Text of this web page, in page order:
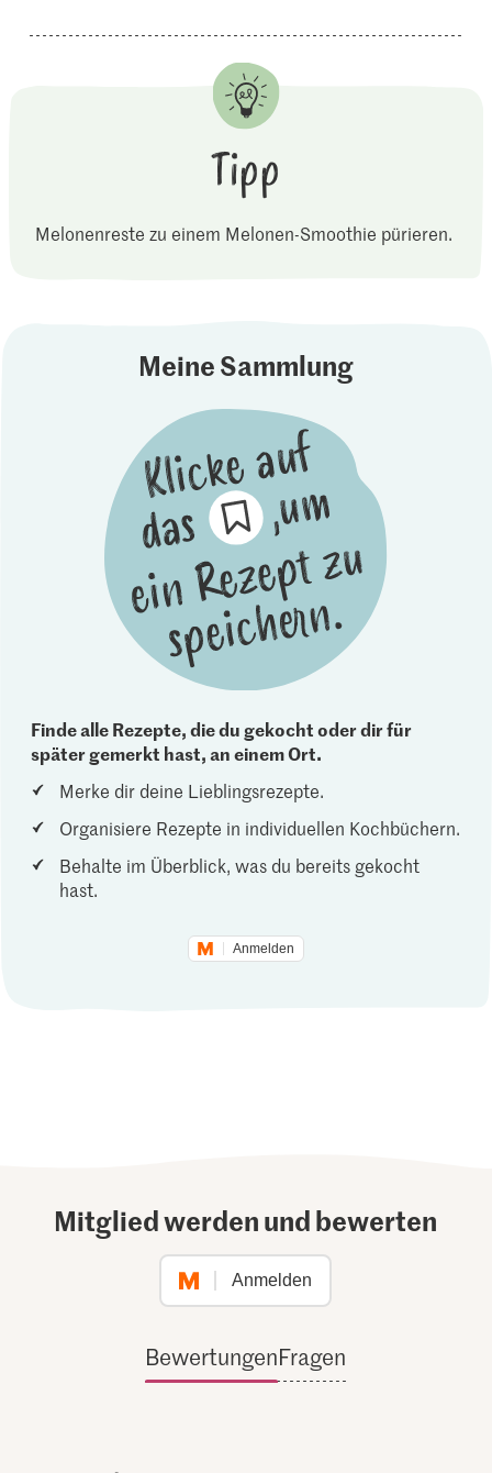
Tipp
Melonenreste zu einem Melonen-Smoothie pürieren.
Meine Sammlung
Finde alle Rezepte, die du gekocht oder dir für
später gemerkt hast, an einem Ort.
Merke dir deine Lieblingsrezepte.
Organisiere Rezepte in individuellen Kochbüchern.
Behalte im Überblick, was du bereits gekocht
hast.
Anmelden
Mitglied werden und bewerten
Anmelden
BewertungenFragen